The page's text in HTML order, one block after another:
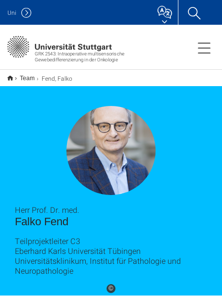
GRK 2543: Intraoperative multisensorische
Gewebedifferenzierung in der Onkologie
Uni
Team Fend, Falko
©
Falko Fend
Herr Prof. Dr. med.
Teilprojektleiter C3
Eberhard Karls Universität Tübingen
Universitätsklinikum, Institut für Pathologie und
Neuropathologie